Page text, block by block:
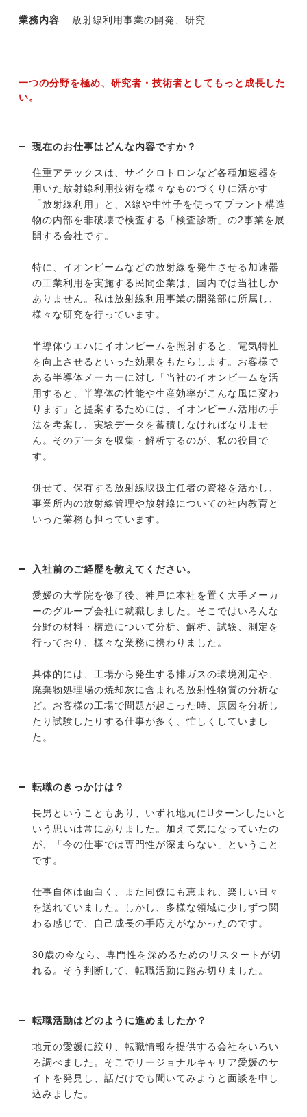
業務内容 放射線利用事業の開発、研究
一つの分野を極め、研究者・技術者としてもっと成長した
い。
現在のお仕事はどんな内容ですか？
住重アテックスは、サイクロトロンなど各種加速器を
用いた放射線利用技術を様々なものづくりに活かす
「放射線利用」と、X線や中性子を使ってプラント構造
物の内部を非破壊で検査する「検査診断」の2事業を展
開する会社です。
特に、イオンビームなどの放射線を発生させる加速器
の工業利用を実施する民間企業は、国内では当社しか
ありません。私は放射線利用事業の開発部に所属し、
様々な研究を行っています。
半導体ウエハにイオンビームを照射すると、電気特性
を向上させるといった効果をもたらします。お客様で
ある半導体メーカーに対し「当社のイオンビームを活
用すると、半導体の性能や生産効率がこんな風に変わ
ります」と提案するためには、イオンビーム活用の手
法を考案し、実験データを蓄積しなければなりませ
ん。そのデータを収集・解析するのが、私の役目で
す。
併せて、保有する放射線取扱主任者の資格を活かし、
事業所内の放射線管理や放射線についての社内教育と
いった業務も担っています。
入社前のご経歴を教えてください。
愛媛の大学院を修了後、神戸に本社を置く大手メーカ
ーのグループ会社に就職しました。そこではいろんな
分野の材料・構造について分析、解析、試験、測定を
行っており、様々な業務に携わりました。
具体的には、工場から発生する排ガスの環境測定や、
廃棄物処理場の焼却灰に含まれる放射性物質の分析な
ど。お客様の工場で問題が起こった時、原因を分析し
たり試験したりする仕事が多く、忙しくしていまし
た。
転職のきっかけは？
長男ということもあり、いずれ地元にUターンしたいと
いう思いは常にありました。加えて気になっていたの
が、「今の仕事では専門性が深まらない」ということ
です。
仕事自体は面白く、また同僚にも恵まれ、楽しい日々
を送れていました。しかし、多様な領域に少しずつ関
わる感じで、自己成長の手応えがなかったのです。
30歳の今なら、専門性を深めるためのリスタートが切
れる。そう判断して、転職活動に踏み切りました。
転職活動はどのように進めましたか？
地元の愛媛に絞り、転職情報を提供する会社をいろい
ろ調べました。そこでリージョナルキャリア愛媛のサ
イトを発見し、話だけでも聞いてみようと面談を申し
込みました。